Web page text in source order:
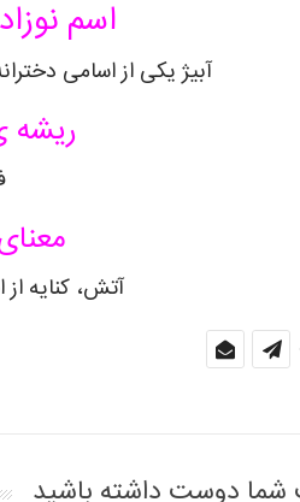
اسم
آبیژ یکی از اسامی
ریشه
آتش، کنایه
دوست داشته باشید